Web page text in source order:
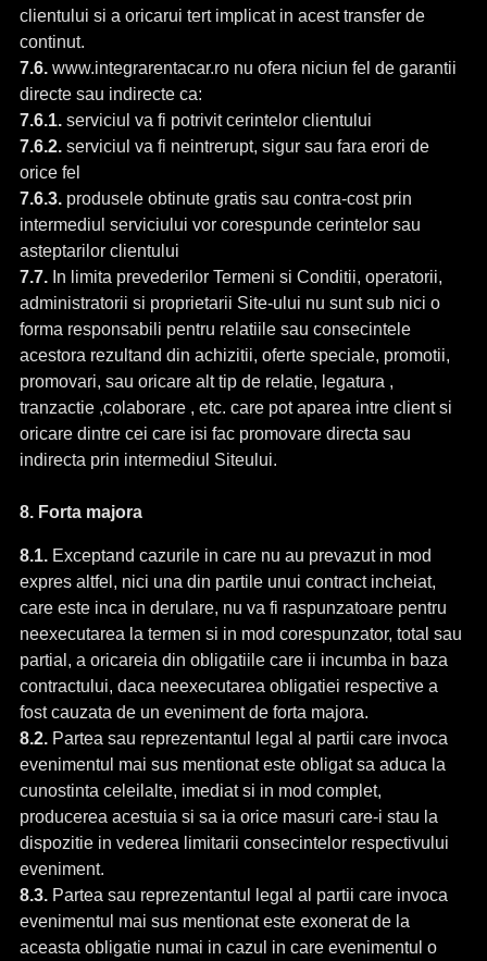
clientului si a oricarui tert implicat in acest transfer de
continut.
7.6.www.integrarentacar.ro nu ofera niciun fel de garantii
directe sau indirecte ca:
7.6.1.serviciul va fi potrivit cerintelor clientului
7.6.2.serviciul va fi neintrerupt, sigur sau fara erori de
orice fel
7.6.3.produsele obtinute gratis sau contra-cost prin
intermediul serviciului vor corespunde cerintelor sau
asteptarilor clientului
7.7.In limita prevederilor Termeni si Conditii, operatorii,
administratorii si proprietarii Site-ului nu sunt sub nici o
forma responsabili pentru relatiile sau consecintele
acestora rezultand din achizitii, oferte speciale, promotii,
promovari, sau oricare alt tip de relatie, legatura ,
tranzactie ,colaborare , etc. care pot aparea intre client si
oricare dintre cei care isi fac promovare directa sau
indirecta prin intermediul Siteului.
8. Forta majora
8.1.Exceptand cazurile in care nu au prevazut in mod
expres altfel, nici una din partile unui contract incheiat,
care este inca in derulare, nu va fi raspunzatoare pentru
neexecutarea la termen si in mod corespunzator, total sau
partial, a oricareia din obligatiile care ii incumba in baza
contractului, daca neexecutarea obligatiei respective a
fost cauzata de un eveniment de forta majora.
8.2.Partea sau reprezentantul legal al partii care invoca
evenimentul mai sus mentionat este obligat sa aduca la
cunostinta celeilalte, imediat si in mod complet,
producerea acestuia si sa ia orice masuri care-i stau la
dispozitie in vederea limitarii consecintelor respectivului
eveniment.
8.3.Partea sau reprezentantul legal al partii care invoca
evenimentul mai sus mentionat este exonerat de la
aceasta obligatie numai in cazul in care evenimentul o